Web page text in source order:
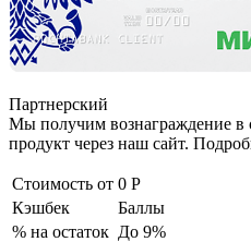
Партнерский
Мы получим вознаграждение в
продукт через наш сайт.
Стоимость от 0 Р
Кэшбек
Баллы
% на остаток До 9%